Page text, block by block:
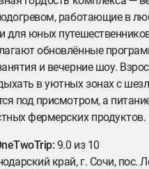
работающие в
для юных
обновлённые
и вечерние шоу.
в уютных зонах с
под присмотром, а
фермерских продуктов.
9.0 из 10
край, г. Сочи, пос.